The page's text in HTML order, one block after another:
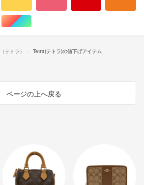
系
ゴールド/金色系マルチカラー
テトラ） Tetra(テトラ)の値下げアイテム
ページの上へ戻る